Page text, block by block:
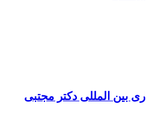
بین المللی دکتر مجتبی